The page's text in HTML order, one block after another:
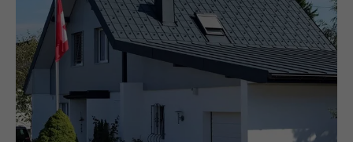
UTILITÉ
Utilisé par le service de réseau social
LinkedIn pour suivre l'utilisation de
services intégrés.
bscookie
FOURNISSEUR LinkedIn